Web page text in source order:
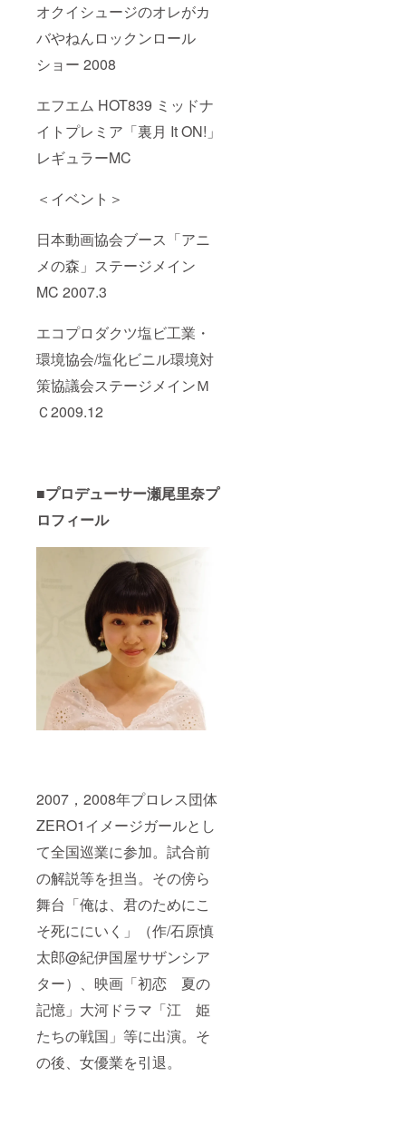
オクイシュージのオレがカ
バやねんロックンロール
ショー 2008
エフエム HOT839 ミッドナ
イトプレミア「裏月 It ON!」
レギュラーMC
＜イベント＞
日本動画協会ブース「アニ
メの森」ステージメイン
MC 2007.3
エコプロダクツ塩ビ工業・
環境協会/塩化ビニル環境対
策協議会ステージメインＭ
Ｃ2009.12
■プロデューサー瀬尾里奈プ
ロフィール
2007，2008年プロレス団体
ZERO1イメージガールとし
て全国巡業に参加。試合前
の解説等を担当。その傍ら
舞台「俺は、君のためにこ
そ死ににいく」（作/石原慎
太郎@紀伊国屋サザンシア
ター）、映画「初恋 夏の
記憶」大河ドラマ「江 姫
たちの戦国」等に出演。そ
の後、女優業を引退。